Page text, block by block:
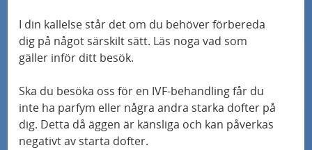
I din kallelse står det om du behöver förbereda
dig på något särskilt sätt. Läs noga vad som
gäller inför ditt besök.
Ska du besöka oss för en IVF-behandling får du
inte ha parfym eller några andra starka dofter på
dig. Detta då äggen är känsliga och kan påverkas
negativt av starta dofter.